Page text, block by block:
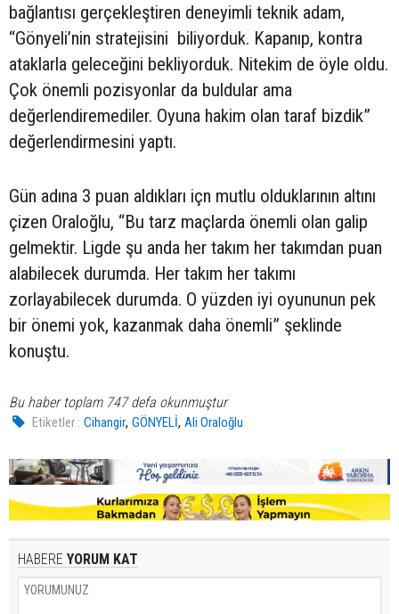
bağlantısı gerçekleştiren deneyimli teknik adam,
“Gönyeli’nin stratejisini biliyorduk. Kapanıp, kontra
ataklarla geleceğini bekliyorduk. Nitekim de öyle oldu.
Çok önemli pozisyonlar da buldular ama
değerlendiremediler. Oyuna hakim olan taraf bizdik”
değerlendirmesini yaptı.
Gün adına 3 puan aldıkları içn mutlu olduklarının altını
çizen Oraloğlu, “Bu tarz maçlarda önemli olan galip
gelmektir. Ligde şu anda her takım her takımdan puan
alabilecek durumda. Her takım her takımı
zorlayabilecek durumda. O yüzden iyi oyununun pek
bir önemi yok, kazanmak daha önemli” şeklinde
konuştu.
Bu haber toplam 747 defa okunmuştur
Etiketler : Cihangir,GÖNYELİ,Ali Oraloğlu
HABERE YORUM KAT